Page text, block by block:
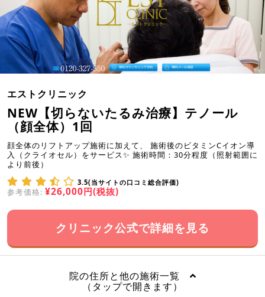
エストクリニック
NEW【切らないたるみ治療】テノール
（顔全体）1回
顔全体のリフトアップ施術に加えて、 施術後のビタミンCイオン導
入（クライオセル）をサービス✨ 施術時間：30分程度（照射範囲に
より前後）
3.5(当サイトの口コミ総合評価)
参考価格: ¥26,000円(税抜)
クリニック公式で詳細を見る
院の住所と他の施術一覧
（タップで開きます）